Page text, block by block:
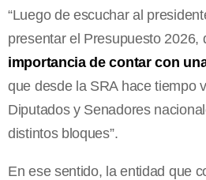
“Luego de escuchar al
presentar el Presupuesto 2026,
importancia de contar con
que desde la SRA hace tiempo
Diputados y Senadores
distintos bloques”.
En ese sentido, la entidad que